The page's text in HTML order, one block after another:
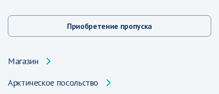
Приобретение пропуска
Магазин
Арктическое посольство